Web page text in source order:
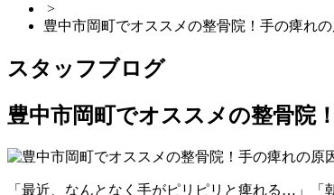
>
豊中市岡町でオススメの整骨院！手の痺れ
スタッフブログ
豊中市岡町でオススメの整骨院
「最近、なんとなく手がピリピリと痺れる…」